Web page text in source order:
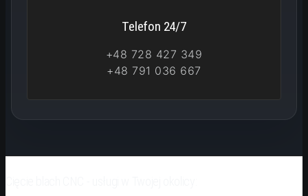
Telefon 24/7
+48 728 427 349
+48 791 036 667